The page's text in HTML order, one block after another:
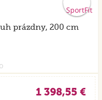
prázdny, 200 cm
1 398,55 €